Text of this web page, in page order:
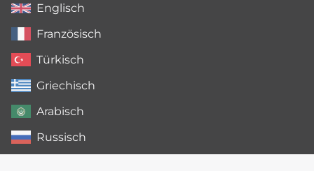
Englisch
Französisch
Türkisch
Griechisch
Arabisch
Russisch